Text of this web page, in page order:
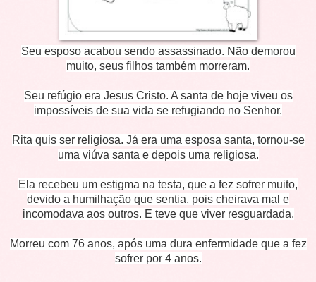
Seu esposo acabou sendo assassinado. Não demorou
muito, seus filhos também morreram.
Seu refúgio era Jesus Cristo. A santa de hoje viveu os
impossíveis de sua vida se refugiando no Senhor.
Rita quis ser religiosa. Já era uma esposa santa, tornou-se
uma viúva santa e depois uma religiosa.
Ela recebeu um estigma na testa, que a fez sofrer muito,
devido a humilhação que sentia, pois cheirava mal e
incomodava aos outros. E teve que viver resguardada.
Morreu com 76 anos, após uma dura enfermidade que a fez
sofrer por 4 anos.